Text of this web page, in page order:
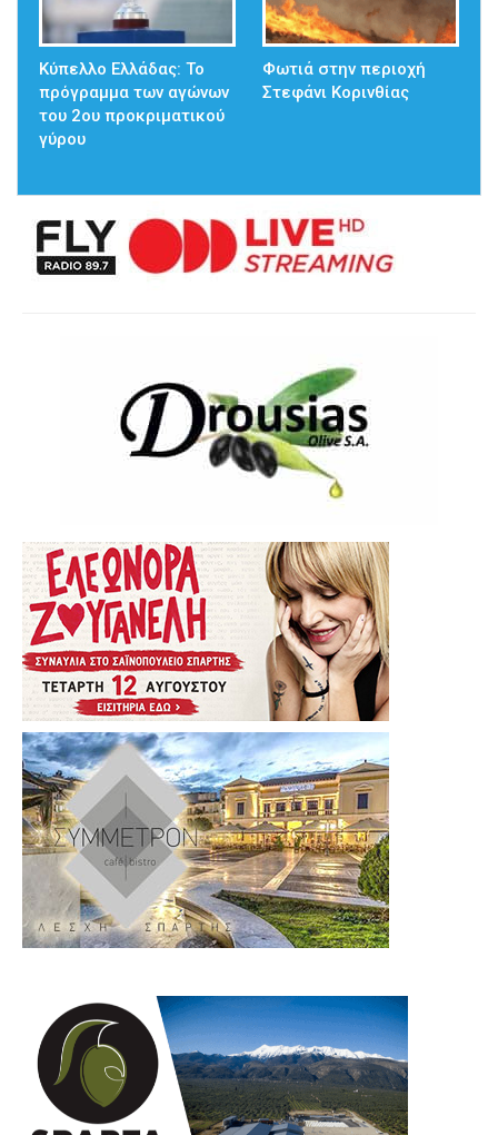
Κύπελλο Ελλάδας: Το
πρόγραμμα των αγώνων
του 2ου προκριματικού
γύρου
Φωτιά στην περιοχή
Στεφάνι Κορινθίας